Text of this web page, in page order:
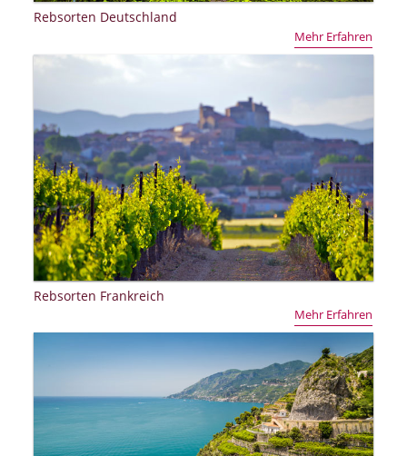
Rebsorten Deutschland
Mehr Erfahren
Rebsorten Frankreich
Mehr Erfahren